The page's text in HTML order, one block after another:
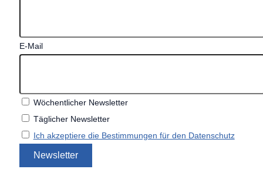
E-Mail
Wöchentlicher Newsletter
Täglicher Newsletter
Ich akzeptiere die Bestimmungen für den Datenschutz